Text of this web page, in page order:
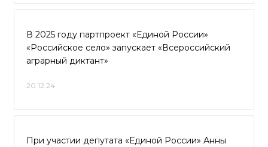
В 2025 году партпроект «Единой России»
«Российское село» запускает «Всероссийский
аграрный диктант»
20.12.24
При участии депутата «Единой России» Анны